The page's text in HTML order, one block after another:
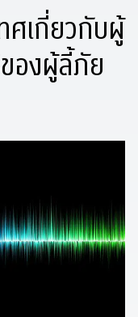
ศเกี่ยวกับผู้
องผู้ลี้ภัย